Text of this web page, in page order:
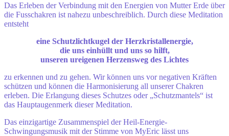
Das Erleben der Verbindung mit den Energien von Mutter Erde über
die Fusschakren ist nahezu unbeschreiblich. Durch diese Meditation
entsteht
eine Schutzlichtkugel der Herzkristallenergie,
die uns einhüllt und uns so hilft,
unseren ureigenen Herzensweg des Lichtes
zu erkennen und zu gehen. Wir können uns vor negativen Kräften
schützen und können die Harmonisierung all unserer Chakren
erleben. Die Erlangung dieses Schutzes oder „Schutzmantels“ ist
das Hauptaugenmerk dieser Meditation.
Das einzigartige Zusammenspiel der Heil-Energie-
Schwingungsmusik mit der Stimme von MyEric lässt uns